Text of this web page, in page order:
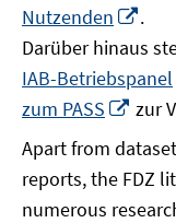
Nutzenden
.
Darüber hinaus
IAB-Betriebspanel
zum PASS
In
zur
Apart from
reports, the FDZ
numerous